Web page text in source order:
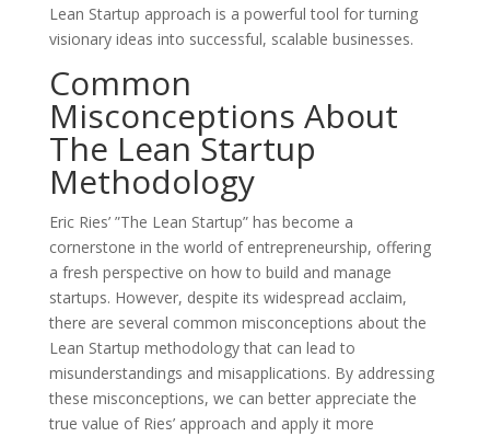
Lean Startup approach is a powerful tool for turning
visionary ideas into successful, scalable businesses.
Common
Misconceptions About
The Lean Startup
Methodology
Eric Ries’ ”The Lean Startup” has become a
cornerstone in the world of entrepreneurship, offering
a fresh perspective on how to build and manage
startups. However, despite its widespread acclaim,
there are several common misconceptions about the
Lean Startup methodology that can lead to
misunderstandings and misapplications. By addressing
these misconceptions, we can better appreciate the
true value of Ries’ approach and apply it more